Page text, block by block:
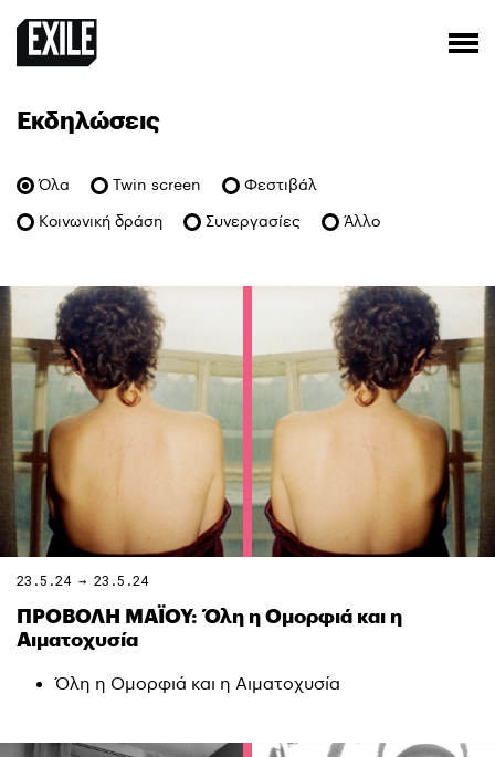
Εκδηλώσεις
Όλα Twin screen Φεστιβάλ
Κοινωνική δράση Συνεργασίες Άλλο
23.5.24 → 23.5.24
ΠΡΟΒΟΛΗ ΜΑΪΟΥ: Όλη η Ομορφιά και η
Αιματοχυσία
Όλη η Ομορφιά και η Αιματοχυσία